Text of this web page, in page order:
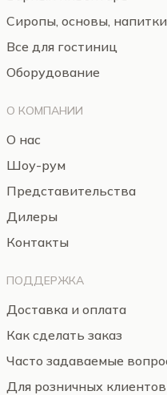
Сиропы, основы, напитки
Все для гостиниц
Оборудование
О КОМПАНИИ
О нас
Шоу-рум
Представительства
Дилеры
Контакты
ПОДДЕРЖКА
Доставка и оплата
Как сделать заказ
Часто задаваемые
Для розничных клиентов